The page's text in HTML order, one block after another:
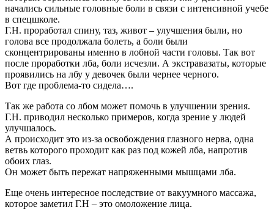
начались сильные головные боли в связи с интенсивной учебе
в спецшколе.
Г.Н. проработал спину, таз, живот – улучшения были, но
голова все продолжала болеть, а боли были
сконцентрированы именно в лобной части головы. Так вот
после проработки лба, боли исчезли. А экстравазаты, которые
проявились на лбу у девочек были чернее черного.
Вот где проблема-то сидела….
Так же работа со лбом может помочь в улучшении зрения.
Г.Н. приводил несколько примеров, когда зрение у людей
улучшалось.
А происходит это из-за освобождения глазного нерва, одна
ветвь которого проходит как раз под кожей лба, напротив
обоих глаз.
Он может быть пережат напряженными мышцами лба.
Еще очень интересное последствие от вакуумного массажа,
которое заметил Г.Н – это омоложение лица.